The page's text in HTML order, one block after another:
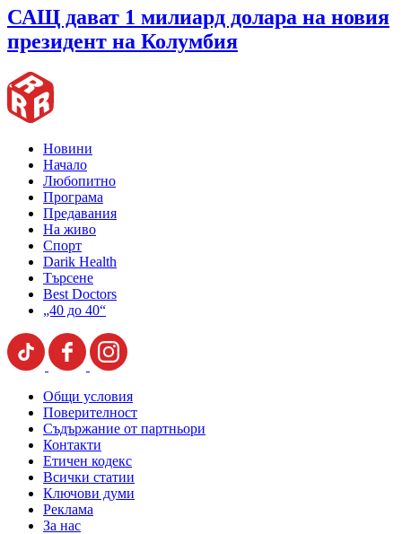
САЩ дават 1 милиард долара на новия
президент на Колумбия
Новини
Начало
Любопитно
Програма
Предавания
На живо
Спорт
Darik Health
Търсене
Best Doctors
„40 до 40“
Общи условия
Поверителност
Съдържание от партньори
Контакти
Етичен кодекс
Всички статии
Ключови думи
Реклама
За нас